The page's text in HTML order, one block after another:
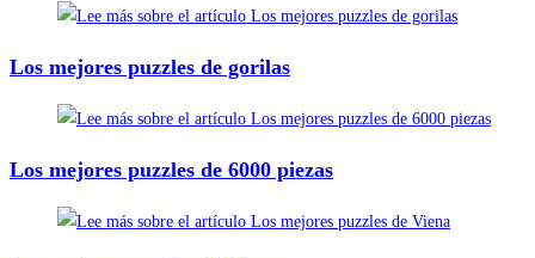
Los mejores puzzles de gorilas
Los mejores puzzles de 6000 piezas